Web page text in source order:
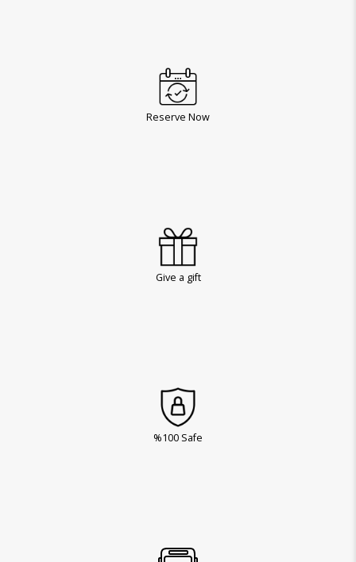
Reserve Now
Give a gift
%100 Safe